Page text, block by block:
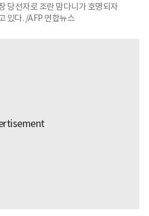
당선자로 조란 맘다니가 호명되자
있다. /AFP 연합뉴스